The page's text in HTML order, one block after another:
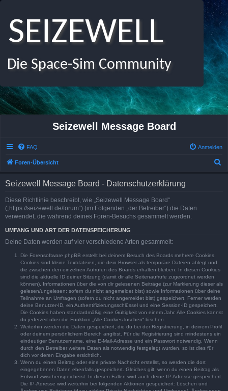
SEIZEWELL
Die Space-Sim Community
Seizewell Message Board
FAQ Anmelden
Foren-Übersicht
Seizewell Message Board - Datenschutzerklärung
Diese Richtlinie beschreibt, wie „Seizewell Message Board“
(„https://seizewell.de/forum“) (im Folgenden „der Betreiber“) die Daten
verwendet, die während deines Foren-Besuchs gesammelt werden.
UMFANG UND ART DER DATENSPEICHERUNG
Deine Daten werden auf vier verschiedene Arten gesammelt:
Die Forensoftware phpBB erstellt bei deinem Besuch des Boards mehrere Cookies.
Cookies sind kleine Textdateien, die dein Browser als temporäre Dateien ablegt und
die zwischen den einzelnen Aufrufen des Boards erhalten bleiben. In diesen Cookies
sind die aktuelle ID deiner Sitzung (damit dir alle Seitenaufrufe zugeordnet werden
können), Informationen über die von dir gelesenen Beiträge (zur Markierung dieser als
gelesen/ungelesen; sofern du nicht angemeldet bist) sowie Informationen über deine
Teilnahme an Umfragen (sofern du nicht angemeldet bist) gespeichert. Ferner werden
deine Benutzer-ID, ein Authentifizierungsschlüssel und eine Session-ID gespeichert.
Die Cookies haben standardmäßig eine Gültigkeit von einem Jahr. Alle Cookies kannst
du jederzeit über die Funktion „Alle Cookies löschen“ löschen.
Weiterhin werden die Daten gespeichert, die du bei der Registrierung, in deinem Profil
oder deinem persönlichem Bereich angibst. Für die Registrierung sind mindestens ein
eindeutiger Benutzername, eine E-Mail-Adresse und ein Passwort notwendig. Wenn
durch den Betreiber weitere Daten als notwendig festgelegt wurden, so ist dies für
dich vor deren Eingabe ersichtlich.
Wenn du einen Beitrag oder eine private Nachricht erstellst, so werden die dort
eingegebenen Daten ebenfalls gespeichert. Gleiches gilt, wenn du einen Beitrag als
Entwurf zwischenspeicherst. In diesen Fällen wird auch deine IP-Adresse gespeichert.
Die IP-Adresse wird weiterhin bei folgenden Aktionen gespeichert: Löschen und